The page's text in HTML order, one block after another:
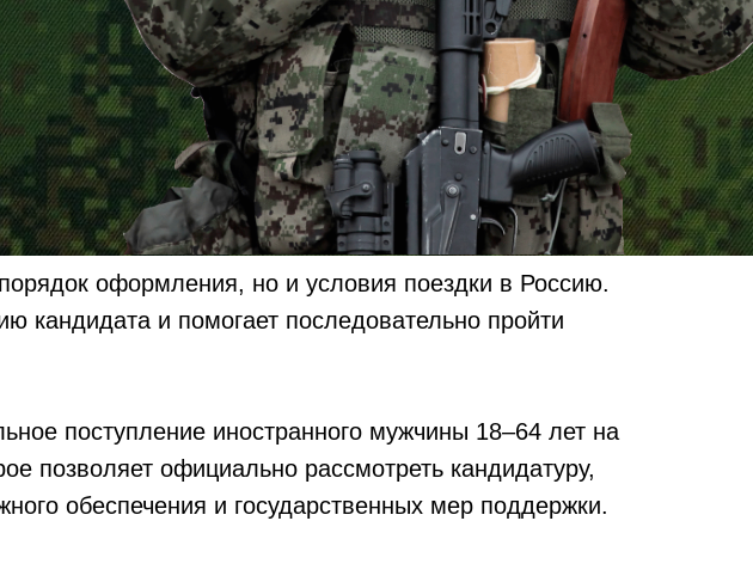
оформления, но и условия поездки в Россию.
кандидата и помогает последовательно пройти
поступление иностранного мужчины 18–64 лет на
позволяет официально рассмотреть кандидатуру,
обеспечения и государственных мер поддержки.